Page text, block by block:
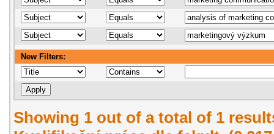
New Filters:
Showing 1 out of a total of 1